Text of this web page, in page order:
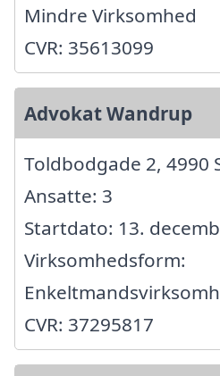
Mindre Virksomhed
CVR: 35613099
Advokat Wandrup
Toldbodgade 2, 4990
Ansatte: 3
Startdato: 13.
Virksomhedsform:
CVR: 37295817